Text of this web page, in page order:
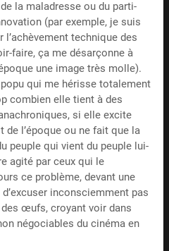
la maladresse ou du parti-
(par exemple, je suis
technique des
faire, ça me désarçonne à
une image très molle).
qui me hérisse totalement
combien elle tient à des
si elle excite
de l’époque ou ne fait que la
peuple qui vient du peuple lui-
agité par ceux qui le
ce problème, devant une
inconsciemment pas
œufs, croyant voir dans
négociables du cinéma en